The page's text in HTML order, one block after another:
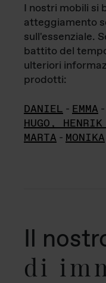
I nostri mobili si
atteggiamento
sull'essenziale.
battito del
ulteriori
prodotti:
DANIEL - EMMA -
HUGO,
MARTA - MONIKA
Il
di